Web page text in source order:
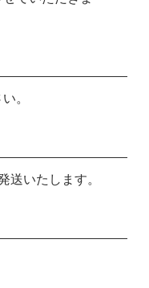
。
送いたします。